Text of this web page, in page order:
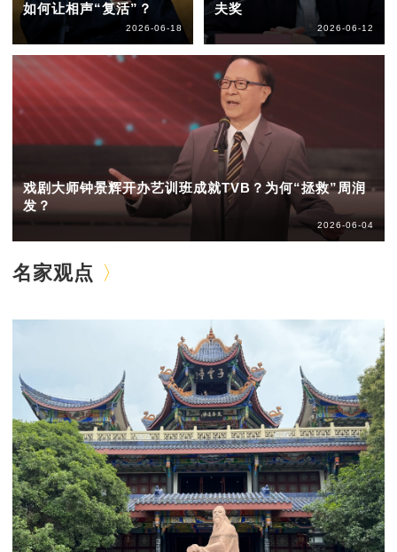
如何让相声“复活”？
2026-06-18
夫奖
2026-06-12
戏剧大师钟景辉开办艺训班成就TVB？为何“拯救”周润
发？
2026-06-04
名家观点